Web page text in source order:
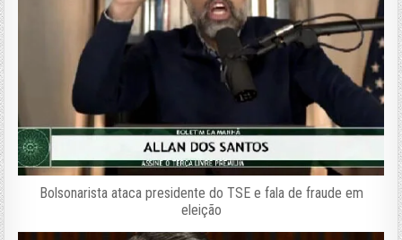
Bolsonarista ataca presidente do TSE e fala de fraude em
eleição